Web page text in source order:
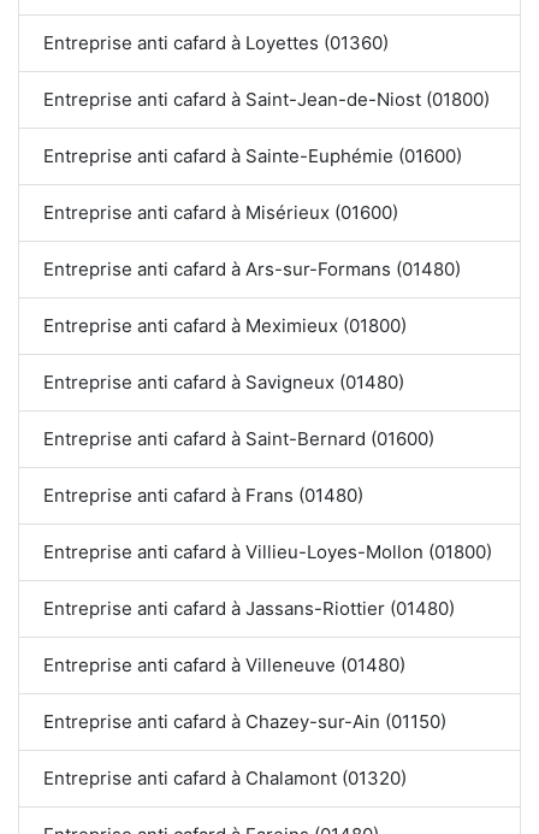
Entreprise anti cafard à Loyettes (01360)
Entreprise anti cafard à Saint-Jean-de-Niost (01800)
Entreprise anti cafard à Sainte-Euphémie (01600)
Entreprise anti cafard à Misérieux (01600)
Entreprise anti cafard à Ars-sur-Formans (01480)
Entreprise anti cafard à Meximieux (01800)
Entreprise anti cafard à Savigneux (01480)
Entreprise anti cafard à Saint-Bernard (01600)
Entreprise anti cafard à Frans (01480)
Entreprise anti cafard à Villieu-Loyes-Mollon (01800)
Entreprise anti cafard à Jassans-Riottier (01480)
Entreprise anti cafard à Villeneuve (01480)
Entreprise anti cafard à Chazey-sur-Ain (01150)
Entreprise anti cafard à Chalamont (01320)